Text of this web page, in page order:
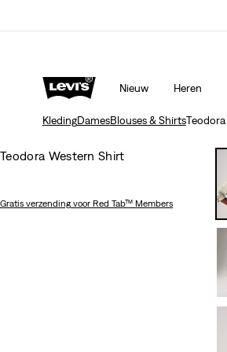
Nieuw Heren
KledingDamesBlouses & Shirts
Teodora Western Shirt
Gratis verzending voor Red Tab™ Members